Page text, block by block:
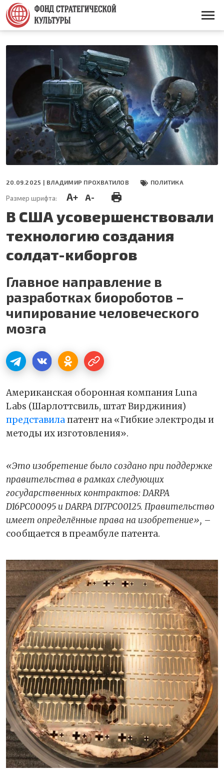
Перейти
основному
содержанию
Основная
20.09.2025 | ВЛАДИМИР ПРОХВАТИЛОВ ПОЛИТИКА
Размер шрифта: A+ A-
В США усовершенствовали
технологию создания
солдат-киборгов
Главное направление в
разработках биороботов –
чипирование человеческого
мозга
Американская оборонная компания Luna
Labs (Шарлоттсвиль, штат Вирджиния)
представилапатент на «Гибкие электроды и
методы их изготовления».
«Это изобретение было создано при поддержке
правительства в рамках следующих
государственных контрактов: DARPA
D16PC00095 и DARPA D17PC00125. Правительство
имеет определённые права на изобретение», –
сообщается в преамбуле патента.